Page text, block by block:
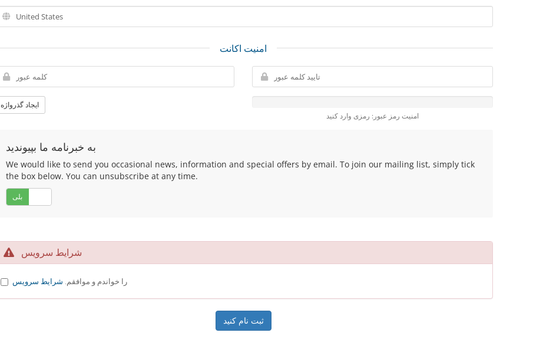
امنیت اکانت
ایجاد گذرواژه
امنیت رمز عبور: رمزی وارد کنید
به خبرنامه ما بپیوندید
We would like to send you occasional news, information and special offers by email. To join our mailing list, simply tick
the box below. You can unsubscribe at any time.
بلی
شرایط سرویس
را خواندم و موافقم. شرایط سرویس